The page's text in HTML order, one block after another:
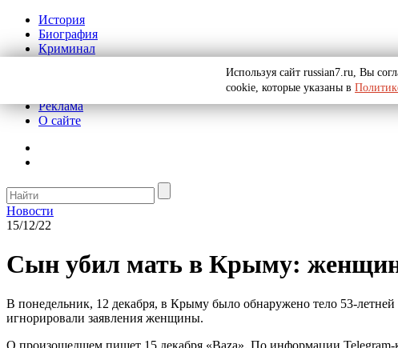
История
Биография
Криминал
Реклама
О сайте
Новости
15/12/22
Сын убил мать в Крыму:
В понедельник, 12 декабря, в Крыму было обнаружено тело 53-
игнорировали заявления женщины.
О произошедшем пишет 15 декабря «Baza». По информации
Используя сайт russian7.ru, Вы
cookie, которые указаны в